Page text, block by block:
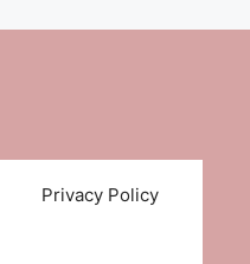
Privacy Policy